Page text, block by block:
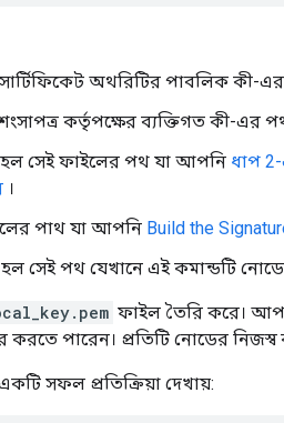
অথরিটির পাবলিক কী-
কর্তৃপক্ষের ব্যক্তিগত কী-এর
হল সেই ফাইলের পথ যা আপনি ধাপ 2-
।
পাথ যা আপনি Build the
সেই পথ যেখানে এই কমান্ডটি
ফাইল তৈরি করে।
পারেন। প্রতিটি নোডের নিজস্ব
সফল প্রতিক্রিয়া দেখায়: